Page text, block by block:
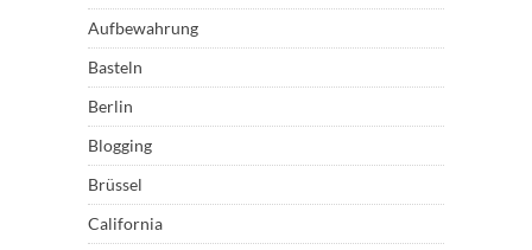
Aufbewahrung
Basteln
Berlin
Blogging
Brüssel
California